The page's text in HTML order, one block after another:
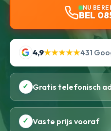
NU
BEL
4,9★★★★★431
✓ Gratis telefonisch
✓ Vaste prijs vooraf